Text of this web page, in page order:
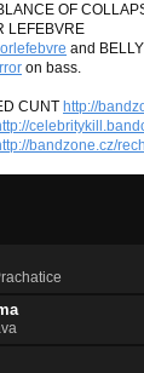
OF
LEFEBVRE
and
on bass.
CUNT http://
bandzone.cz/